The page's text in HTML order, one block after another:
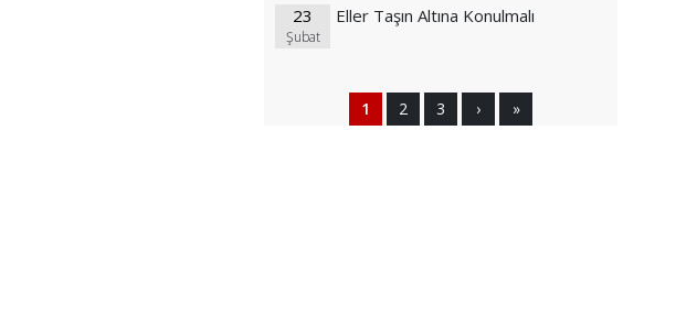
23
Şubat
Eller Taşın Altına Konulmalı
1 2 3 › »